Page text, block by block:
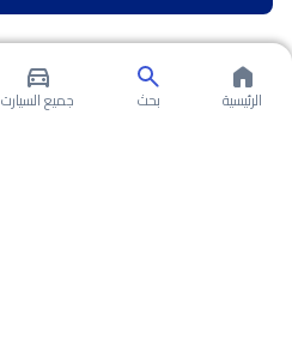
الرئيسية بحث جميع السيارت